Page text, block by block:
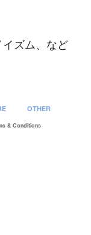
ズム、など
OTHER
& Conditions